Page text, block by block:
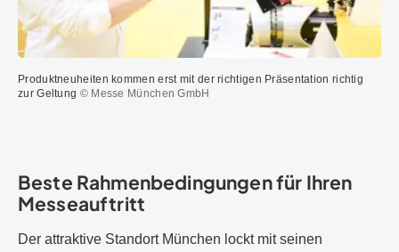
Produktneuheiten kommen erst mit der richtigen Präsentation richtig
zur Geltung © Messe München GmbH
Beste Rahmenbedingungen für Ihren
Messeauftritt
Der attraktive Standort München lockt mit seinen